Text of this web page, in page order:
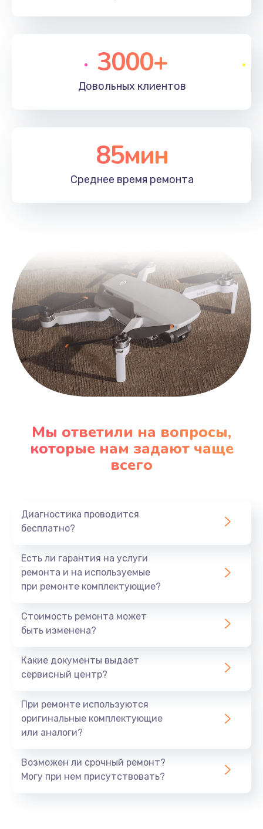
3000+
Довольных клиентов
85мин
Среднее время ремонта
Мы ответили на вопросы,
которые нам задают чаще
всего
Диагностика проводится
бесплатно?
Есть ли гарантия на услуги
ремонта и на используемые
при ремонте комплектующие?
Стоимость ремонта может
быть изменена?
Какие документы выдает
сервисный центр?
При ремонте используются
оригинальные комплектующие
или аналоги?
Возможен ли срочный ремонт?
Могу при нем присутствовать?